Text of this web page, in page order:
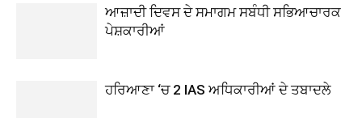
ਆਜ਼ਾਦੀ ਦਿਵਸ ਦੇ ਸਮਾਗਮ ਸਬੰਧੀ ਸਭਿਆਚਾਰਕ
ਪੇਸ਼ਕਾਰੀਆਂ
ਹਰਿਆਣਾ ‘ਚ 2 IAS ਅਧਿਕਾਰੀਆਂ ਦੇ ਤਬਾਦਲੇ